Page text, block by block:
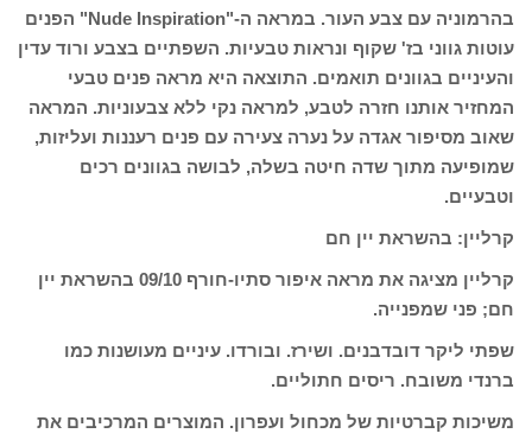
בהרמוניה עם צבע העור. במראה ה-"Nude Inspiration" הפנים
עוטות גווני בז' שקוף ונראות טבעיות. השפתיים בצבע ורוד עדין
והעיניים בגוונים תואמים. התוצאה היא מראה פנים טבעי
המחזיר אותנו חזרה לטבע, למראה נקי ללא צבעוניות. המראה
שאוב מסיפור אגדה על נערה צעירה עם פנים רעננות ועליזות,
שמופיעה מתוך שדה חיטה בשלה, לבושה בגוונים רכים
וטבעיים.
קרליין: בהשראת יין חם
קרליין מציגה את מראה איפור סתיו-חורף 09/10 בהשראת יין
חם; פני שמפנייה.
שפתי ליקר דובדבנים. ושירז. ובורדו. עיניים מעושנות כמו
ברנדי משובח. ריסים חתוליים.
משיכות קברטיות של מכחול ועפרון. המוצרים המרכיבים את